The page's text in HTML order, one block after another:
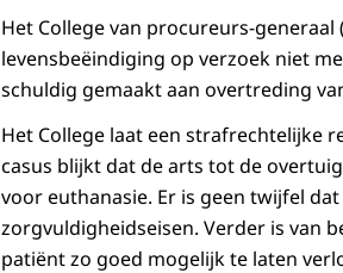
Het College van procureurs-generaal
levensbeëindiging op verzoek niet
schuldig gemaakt aan overtreding
Het College laat een strafrechtelijke
casus blijkt dat de arts tot de
voor euthanasie. Er is geen twijfel
zorgvuldigheidseisen. Verder is van
patiënt zo goed mogelijk te laten